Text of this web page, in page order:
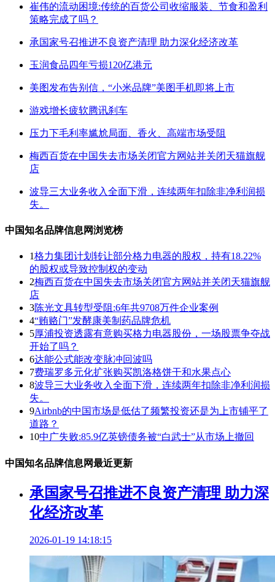
崔伟的流动困境:传统的百货公司收缩服装、节食和盈利
策略完成了吗？
承国家号召推进不良资产清理 助力深化经济改革
玉润食品四年亏损120亿港元
美图发布告别信，“小米品牌”美图手机即将上市
游戏增长疲软腾讯刹车
压力下毛利率尴尬局面、香火、高端市场受阻
梅西百货在中国失去市场关闭官方网站并关闭天猫旗舰
店
波导三大业务收入全面下滑，连续两年扣除非净利润损
失。
中国知名品牌信息网浏览榜
1格力集团计划转让部分格力电器的股权，持有18.22%
的股权或导致控制权的变动
2梅西百货在中国失去市场关闭官方网站并关闭天猫旗舰
店
3陈光文具转型受阻:6年共9708万件企业案例
4“贿赂门”发酵康美制药品牌危机
5厚浦投资透露有意购买格力电器股份，一场股票争夺战
开始了吗？
6达能公式能改变脉冲回波吗
7费瑞罗多元化扩张购买凯洛格饼干和水果点心
8波导三大业务收入全面下滑，连续两年扣除非净利润损
失。
9Airbnb的中国市场是低估了频繁投资还是为上市铺平了
道路？
10中广失败:85.9亿英镑债务被“白武士”从市场上撤回
中国知名品牌信息网最近更新
承国家号召推进不良资产清理 助力深
化经济改革
2026-01-19 14:18:15